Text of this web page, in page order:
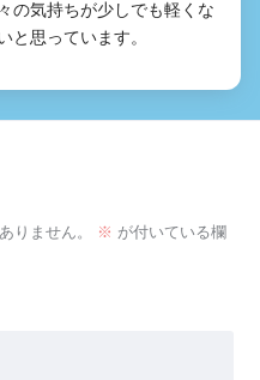
の気持ちが少しでも軽くな
と思っています。
りません。 ※ が付いている欄